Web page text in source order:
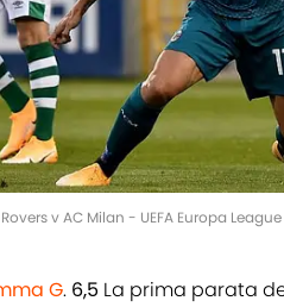
v AC Milan - UEFA Europa
G. 6,5 La prima parata